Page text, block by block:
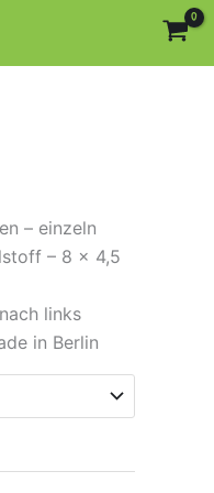
– einzeln
– 8 × 4,5
links
in Berlin